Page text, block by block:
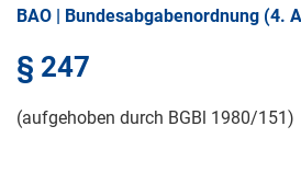
BAO | Bundesabgabenordnung (4.
§ 247
(aufgehoben durch BGBl 1980/151)